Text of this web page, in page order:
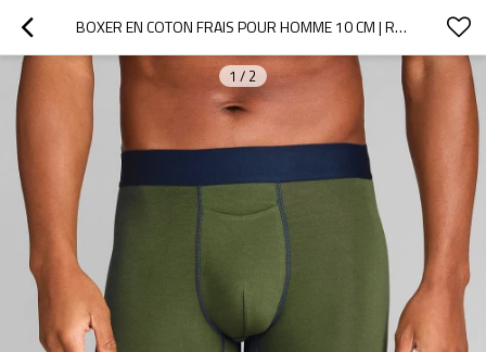
BOXER EN COTON FRAIS POUR HOMME 10 CM | RESPIRANT ET ÉVACUANT L'HUMIDITÉ | SOUS-VÊTEMENT DE VOYAGE POUR HOMME
1 / 2